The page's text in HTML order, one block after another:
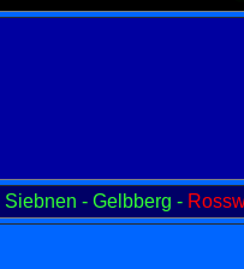
Siebnen - Gelbberg -